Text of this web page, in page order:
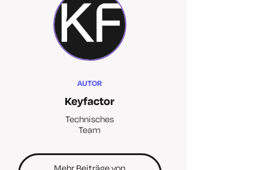
AUTOR
Keyfactor
Technisches
Team